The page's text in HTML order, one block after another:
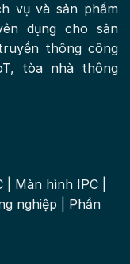
vụ và sản phẩm
dụng cho sản
thông công
tòa nhà thông
Màn hình IPC
nghiệp
Phần